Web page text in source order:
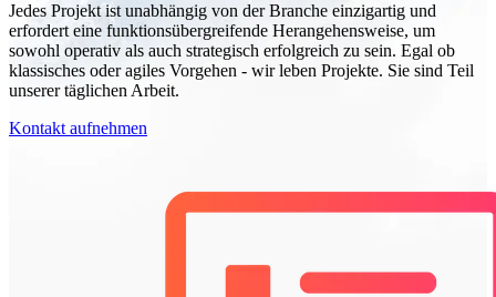
Jedes Projekt ist unabhängig von der Branche einzigartig und
erfordert eine funktionsübergreifende Herangehensweise, um
sowohl operativ als auch strategisch erfolgreich zu sein. Egal ob
klassisches oder agiles Vorgehen - wir leben Projekte. Sie sind Teil
unserer täglichen Arbeit.
Kontakt aufnehmen